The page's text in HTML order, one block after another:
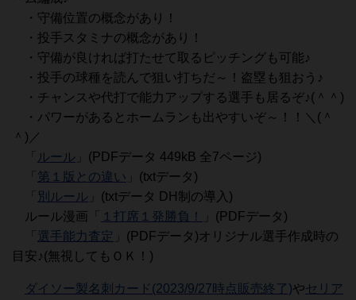
・守備位置の概念があり！
・投手スタミナの概念があり！
・守備が良ければ打たせて取るピッチングも可能♪
・投手の球種を読んで狙い打ちだ～！盗塁も狙おう♪
・チャンスや代打で能力アップする選手も居るぞ♪(＾＾)
・パワーがあるとホームランも出やすいぞ～！！＼(＾
＾)／
ルール 」(PDFデータ 449kB 全7ページ)
第１版との違い 」(txtデータ)
別ルール 」(txtデータ DH制の導入)
ルール漫画「
１打席１発勝負！
」(PDFデータ)
選手能力査定
」(PDFデータ)オリジナル選手作成時の
目安♪(無視してもＯＫ！)
ダイソー製名刺カード(2023/9/27時点販売終了)やセリア